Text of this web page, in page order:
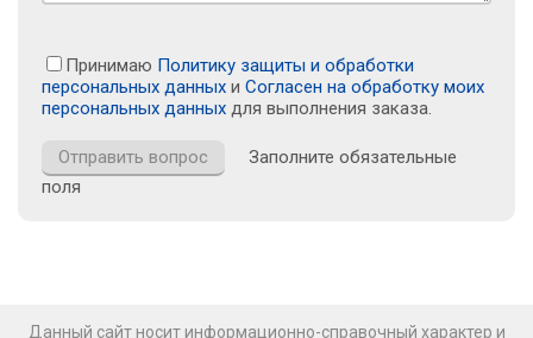
Принимаю Политику защиты и обработки
персональных данных и Согласен на обработку моих
персональных данных для выполнения заказа.
Заполните обязательные
поля
Данный сайт носит информационно-справочный характер и